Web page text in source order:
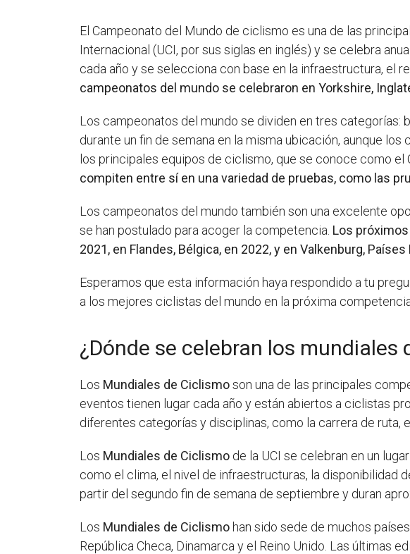
El Campeonato del Mundo de ciclismo es una de las
Internacional (UCI, por sus siglas en inglés) y se celebra
cada año y se selecciona con base en la infraestructura, el
campeonatos del mundo se celebraron en Yorkshire,
Los campeonatos del mundo se dividen en tres
durante un fin de semana en la misma ubicación, aunque
los principales equipos de ciclismo, que se conoce como el
compiten entre sí en una variedad de pruebas, como las
Los campeonatos del mundo también son una excelente
se han postulado para acoger la competencia. Los
2021, en Flandes, Bélgica, en 2022, y en Valkenburg,
Esperamos que esta información haya respondido a tu
a los mejores ciclistas del mundo en la próxima
¿Dónde se celebran los mundiales
Los Mundiales de Ciclismoson una de las principales
eventos tienen lugar cada año y están abiertos a ciclistas
diferentes categorías y disciplinas, como la carrera de ruta,
Los Mundiales de Ciclismo de la UCI se celebran en un
como el clima, el nivel de infraestructuras, la disponibilidad
partir del segundo fin de semana de septiembre y duran
Los Mundiales de Ciclismohan sido sede de muchos
República Checa, Dinamarca y el Reino Unido. Las últimas